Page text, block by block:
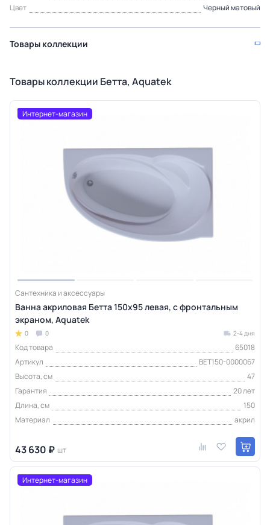
Цвет
Черный матовый
Товары коллекции
Товары коллекции Бетта, Aquatek
Интернет-магазин
Сантехника и аксессуары
Ванна акриловая Бетта 150х95 левая, с фронтальным
экраном, Aquatek
0 0 2-4 дня
Код товара
65018
Артикул
BET150-0000067
Высота, см
47
Гарантия
20 лет
Длина, см
150
Материал
акрил
43 630 ₽ шт
Интернет-магазин